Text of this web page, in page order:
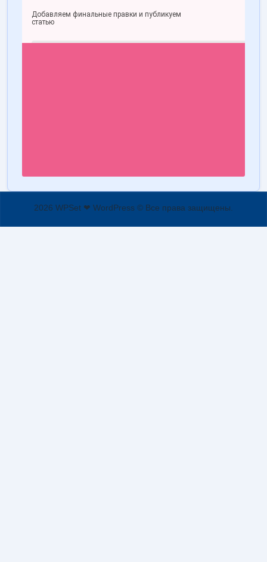
2026 WPSet ❤ WordPress © Все права защищены.